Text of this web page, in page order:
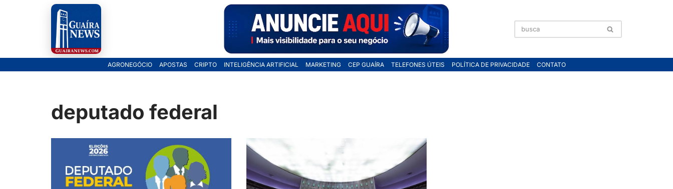
AGRONEGÓCIO APOSTAS CRIPTO INTELIGÊNCIA ARTIFICIAL MARKETING CEP GUAÍRA TELEFONES ÚTEIS POLÍTICA DE PRIVACIDADE CONTATO
deputado federal